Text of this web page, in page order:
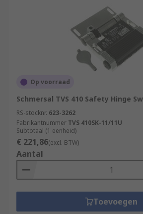
Op voorraad
Schmersal TVS 410 Safety Hinge
RS-stocknr. 623-3262
Fabrikantnummer TVS 410SK-11/11U
Subtotaal (1 eenheid)
€ 221,86(excl. BTW)
Aantal
Toevoegen